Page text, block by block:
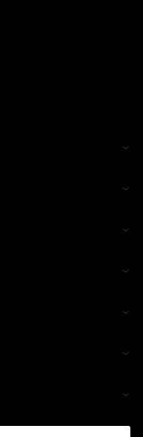
ризики
з повною
непрямі,